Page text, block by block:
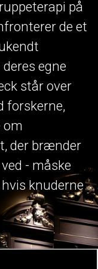
på
de et
egne
står over
forskerne,
om
der brænder
- måske
knuderne